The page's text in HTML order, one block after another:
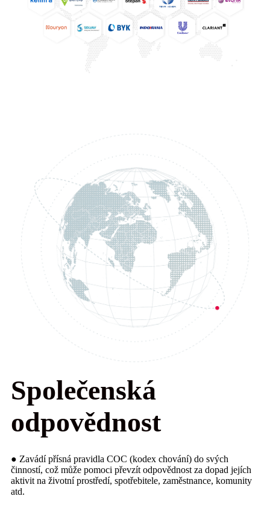
Společenská
odpovědnost
● Zavádí přísná pravidla COC (kodex chování) do svých
činností, což může pomoci převzít odpovědnost za dopad jejích
aktivit na životní prostředí, spotřebitele, zaměstnance, komunity
atd.